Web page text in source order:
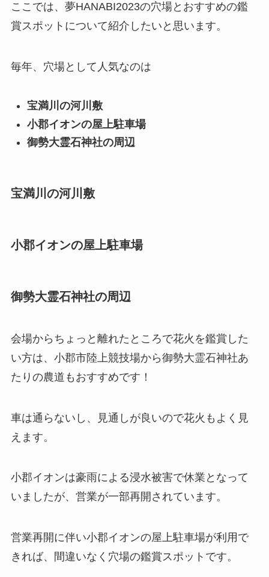
ここでは、夢HANABI2023の穴場とおすすめの鑑
賞スポットについて紹介したいと思います。
毎年、穴場として人気なのは
宝満川の河川敷
小郡イオンの屋上駐車場
御勢大霊石神社の周辺
宝満川の河川敷
小郡イオンの屋上駐車場
御勢大霊石神社の周辺
会場からちょっと離れたところで花火を鑑賞した
い方は、小郡市陸上競技場から御勢大霊石神社あ
たりの農道もおすすめです！
車は通らないし、見通しが良いので花火もよく見
えます。
小郡イオンは豪雨による浸水被害で休業となって
いましたが、営業が一部再開されています。
営業再開に伴い小郡イオンの屋上駐車場が利用で
きれば、間違いなく穴場の鑑賞スポットです。